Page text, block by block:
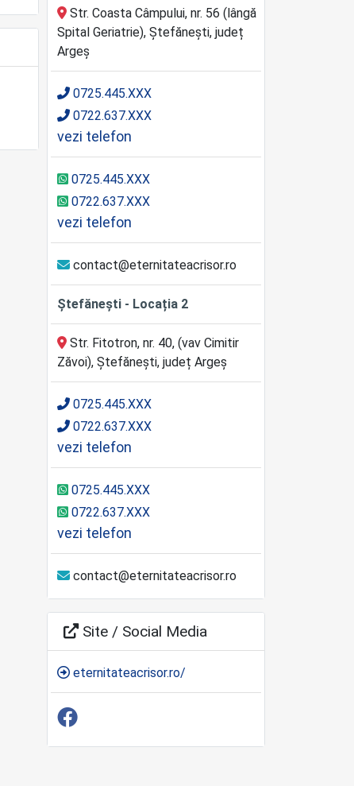
Str. Coasta Câmpului, nr. 56 (lângă
Spital Geriatrie), Ștefănești, județ
Argeș
0725.445.XXX
0722.637.XXX
vezi telefon
0725.445.XXX
0722.637.XXX
vezi telefon
contact@eternitateacrisor.ro
Ștefănești - Locația 2
Str. Fitotron, nr. 40, (vav Cimitir
Zăvoi), Ștefănești, județ Argeș
0725.445.XXX
0722.637.XXX
vezi telefon
0725.445.XXX
0722.637.XXX
vezi telefon
contact@eternitateacrisor.ro
Site / Social Media
eternitateacrisor.ro/